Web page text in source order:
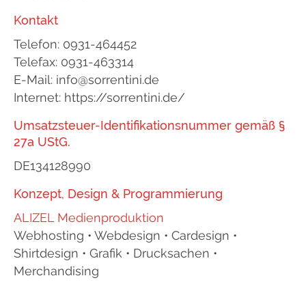
Kontakt
Telefon: 0931-464452
Telefax: 0931-463314
E-Mail: info@sorrentini.de
Internet: https://sorrentini.de/
Umsatzsteuer-Identifikationsnummer gemäß §
27a UStG.
DE134128990
Konzept, Design & Programmierung
ALIZEL Medienproduktion
Webhosting • Webdesign • Cardesign •
Shirtdesign • Grafik • Drucksachen •
Merchandising